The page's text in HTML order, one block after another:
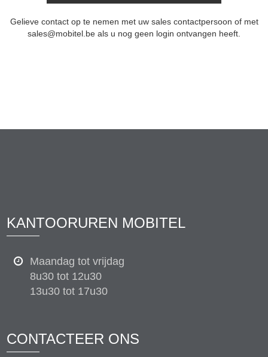
Gelieve contact op te nemen met uw sales contactpersoon of met
sales@mobitel.be als u nog geen login ontvangen heeft.
KANTOORUREN MOBITEL
Maandag tot vrijdag
8u30 tot 12u30
13u30 tot 17u30
CONTACTEER ONS